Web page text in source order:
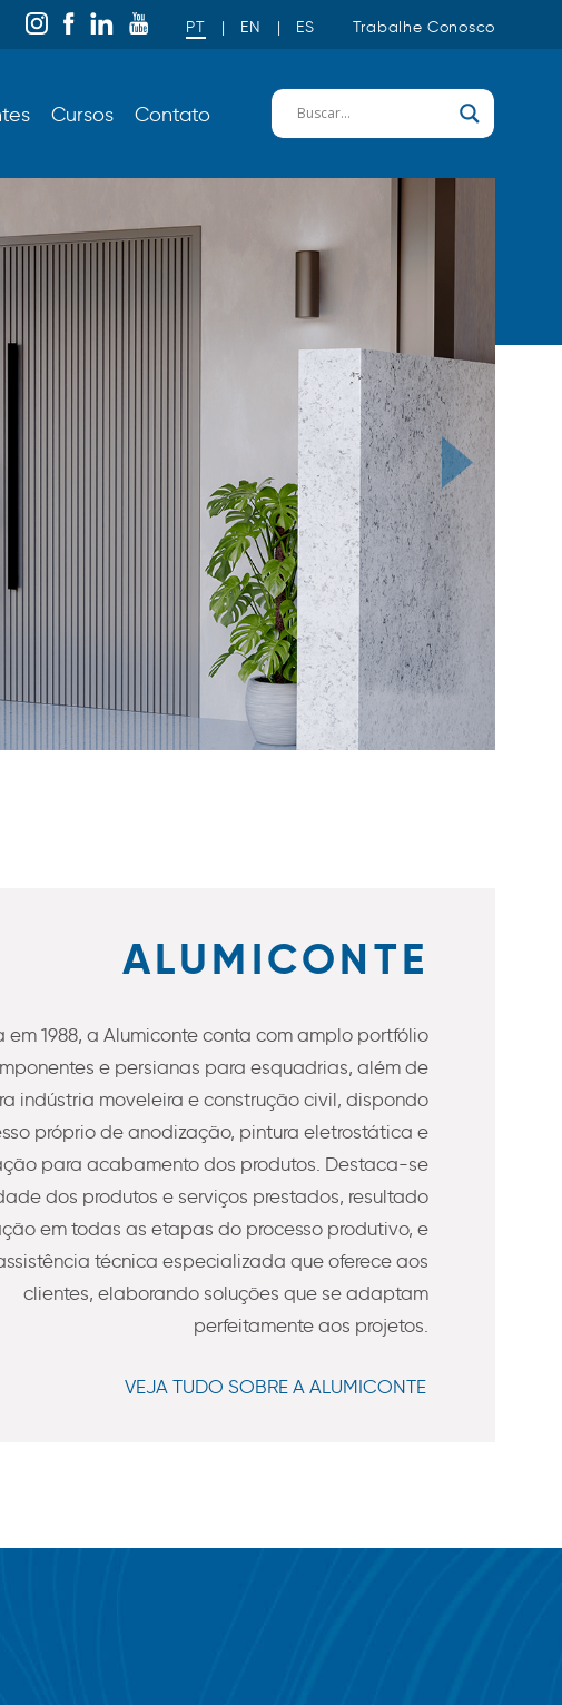
PT | EN | ES Trabalhe Conosco
Cursos Contato
ALUMICONTE
em 1988, a Alumiconte conta com amplo portfólio
e persianas para esquadrias, além de
indústria moveleira e construção civil, dispondo
próprio de anodização, pintura eletrostática e
para acabamento dos produtos. Destaca-se
dos produtos e serviços prestados, resultado
em todas as etapas do processo produtivo, e
técnica especializada que oferece aos
clientes, elaborando soluções que se adaptam
perfeitamente aos projetos.
VEJA TUDO SOBRE A ALUMICONTE